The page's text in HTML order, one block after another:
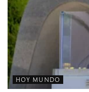
HOY MUNDO